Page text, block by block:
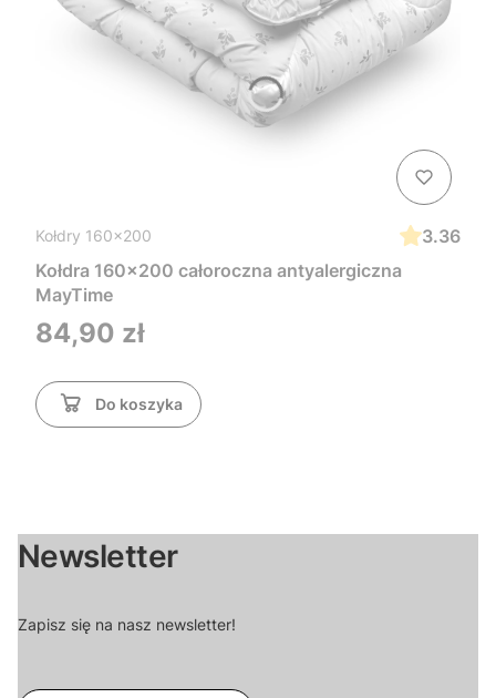
Kołdry 160x200
3.36
Kołdra 160x200 całoroczna antyalergiczna
MayTime
Cena
84,90 zł
Do koszyka
Newsletter
Zapisz się na nasz newsletter!